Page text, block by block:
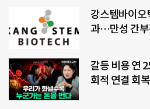
강스템바이오
과…만성 간부
갈등 비용 연
회적 연결 회